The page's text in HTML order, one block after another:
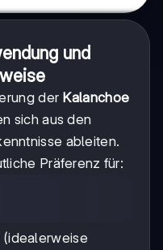
und
der Kalanchoe
sich aus den
ableiten.
Präferenz für:
(idealerweise